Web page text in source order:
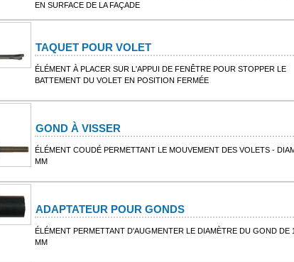
EN SURFACE DE LA FAÇADE
TAQUET POUR VOLET
ÉLÉMENT À PLACER SUR L'APPUI DE FENÊTRE POUR STOPPER LE
BATTEMENT DU VOLET EN POSITION FERMÉE
GOND À VISSER
ÉLÉMENT COUDÉ PERMETTANT LE MOUVEMENT DES VOLETS -
MM
ADAPTATEUR POUR GONDS
ÉLÉMENT PERMETTANT D'AUGMENTER LE DIAMÈTRE DU GOND DE
MM